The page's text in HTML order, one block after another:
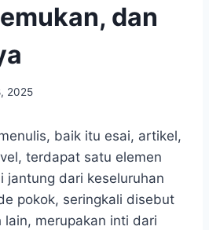
dan
2025
baik itu esai, artikel,
terdapat satu elemen
jantung dari keseluruhan
pokok, seringkali disebut
lain, merupakan inti dari